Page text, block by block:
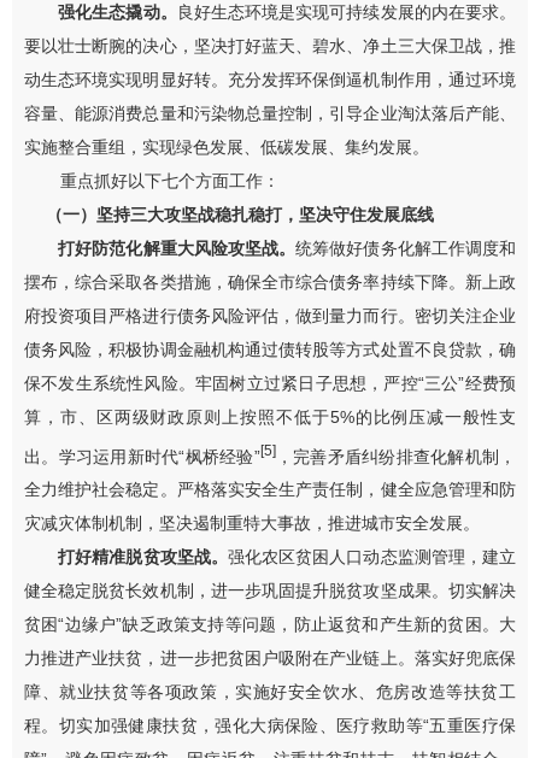
强化生态撬动。
良好生态环境是实现可持续发展的内在要求。
要以壮士断腕的决心，坚决打好蓝天、碧水、净土三大保卫战，推
动生态环境实现明显好转。充分发挥环保倒逼机制作用，通过环境
容量、能源消费总量和污染物总量控制，引导企业淘汰落后产能、
实施整合重组，实现绿色发展、低碳发展、集约发展。
重点抓好以下七个方面工作：
（一）坚持三大攻坚战稳扎稳打，坚决守住发展底线
打好防范化解重大风险攻坚战。统筹做好债务化解工作调度和
摆布，综合采取各类措施，确保全市综合债务率持续下降。新上政
府投资项目严格进行债务风险评估，做到量力而行。 密切关注企业
债务风险，积极协调金融机构通过债转股等方式处置不良贷款，确
保不发生系统性风险。牢固树立过紧日子思想，严控“三公”经费预
算，市
区两级财政原则上按照不低于5%的比例压减一般性支
出。 学习运用新时代“枫桥经验”[5]， 完善矛盾纠纷排查化解机制，
全力维护社会稳定。严格落实安全生产责任制， 健全应急管理和防
灾减灾体制机制 ，坚决遏制重特大事故 ，推进城市安全发展。
打好精准脱贫攻坚战。 强化农区贫困人口动态监测管理， 建立
健全稳定脱贫长效机制， 进一步巩固提升脱贫攻坚成果。 切实解决
贫困“边缘户”缺乏政策支持等问题，防止返贫和产生新的贫困。大
力推进产业扶贫，进一步把贫困户吸附在产业链上。落实好兜底保
障、就业扶贫等各项政策， 实施好安全饮水、危房改造等扶贫工
程。 切实加强健康扶贫，强化大病保险、医疗救助等“五重医疗保